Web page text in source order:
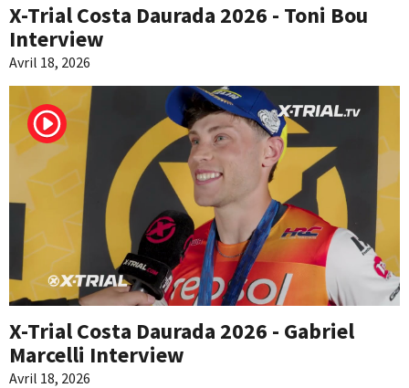
X-Trial Costa Daurada 2026 - Toni Bou
Interview
Avril 18, 2026
X-Trial Costa Daurada 2026 - Gabriel
Marcelli Interview
Avril 18, 2026